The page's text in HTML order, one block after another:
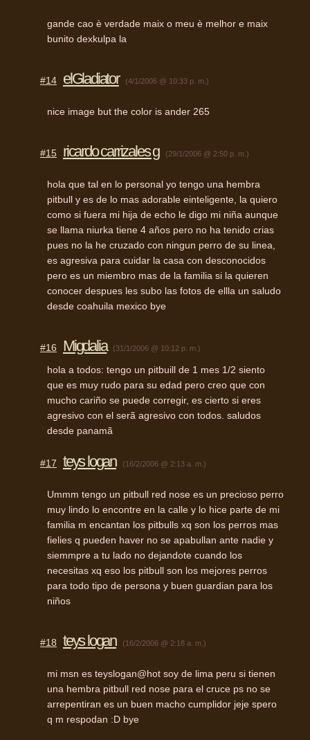
gande cao è verdade maix o meu è melhor e maix
bunito dexkulpa la
#14 elGladiator (4/1/2006 @ 10:33 p. m.)
nice image but the color is ander 265
#15 ricardo carrizales g (29/1/2006 @ 2:50 p. m.)
hola que tal en lo personal yo tengo una hembra
pitbull y es de lo mas adorable einteligente, la quiero
como si fuera mi hija de echo le digo mi niña aunque
se llama niurka tiene 4 años pero no ha tenido crias
pues no la he cruzado con ningun perro de su linea,
es agresiva para cuidar la casa con desconocidos
pero es un miembro mas de la familia si la quieren
conocer despues les subo las fotos de ellla un saludo
desde coahuila mexico bye
#16 Migdalia (31/1/2006 @ 10:12 p. m.)
hola a todos: tengo un pitbuill de 1 mes 1/2 siento
que es muy rudo para su edad pero creo que con
mucho cariño se puede corregir, es cierto si eres
agresivo con el serã agresivo con todos. saludos
desde panamã
#17 teys logan (16/2/2006 @ 2:13 a. m.)
Ummm tengo un pitbull red nose es un precioso perro
muy lindo lo encontre en la calle y lo hice parte de mi
familia m encantan los pitbulls xq son los perros mas
fielies q pueden haver no se apabullan ante nadie y
siemmpre a tu lado no dejandote cuando los
necesitas xq eso los pitbull son los mejores perros
para todo tipo de persona y buen guardian para los
niños
#18 teys logan (16/2/2006 @ 2:18 a. m.)
mi msn es teyslogan@hot soy de lima peru si tienen
una hembra pitbull red nose para el cruce ps no se
arrepentiran es un buen macho cumplidor jeje spero
q m respodan :D bye